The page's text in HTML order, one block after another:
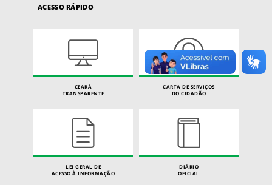
ACESSO RÁPIDO
CEARÁ
TRANSPARENTE
CARTA DE SERVIÇOS
DO CIDADÃO
LEI GERAL DE
ACESSO À INFORMAÇÃO
DIÁRIO
OFICIAL